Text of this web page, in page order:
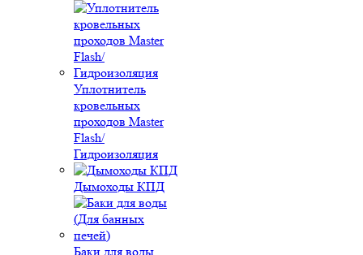
Уплотнитель
кровельных
проходов Master
Flash/
Гидроизоляция
Дымоходы КПД
Баки для воды